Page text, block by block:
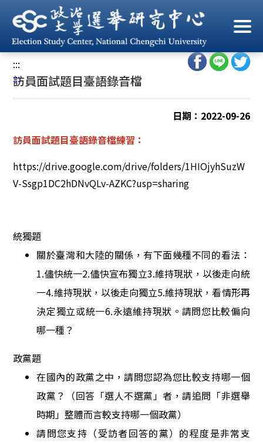
到
主
要
內
容
首頁/ 訪問案公告/電訪員專區(錄音檔)
:::
:::
訪員面試題目臺語錄音檔
日期：2022-09-26
訪員面試題目臺語錄音檔練習：
https://drive.google.com/drive/folders/1HIOjyhSuzW
V-Ssgp1DC2hDNvQLv-AZKC?usp=sharing
統獨題
關於臺灣和大陸的關係，有下面幾種不同的看法：
1.儘快統一2.儘快宣布獨立3.維持現狀，以後走向統
一4.維持現狀，以後走向獨立5.維持現狀，看情形再
決定獨立或統一6.永遠維持現狀。請問您比較偏向
哪一種？
政黨題
在國內的政黨之中，請問您認為您比較支持哪一個
政黨？（回答「選人不選黨」者，請追問「非選舉
時期」整體而言較支持哪一個政黨）
請問您支持（受訪者回答的黨）的程度是非常支